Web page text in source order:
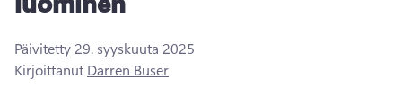
Kirjaudu sisään
Päivitetty 29. syyskuuta 2025
Kirjoittanut Darren Buser